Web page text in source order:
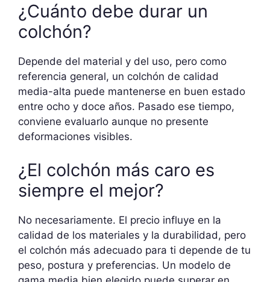
¿Cuánto debe durar un
colchón?
Depende del material y del uso, pero como
referencia general, un colchón de calidad
media-alta puede mantenerse en buen estado
entre ocho y doce años. Pasado ese tiempo,
conviene evaluarlo aunque no presente
deformaciones visibles.
¿El colchón más caro es
siempre el mejor?
No necesariamente. El precio influye en la
calidad de los materiales y la durabilidad, pero
el colchón más adecuado para ti depende de tu
peso, postura y preferencias. Un modelo de